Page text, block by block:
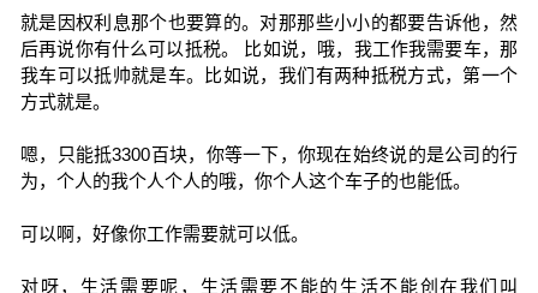
就是因权利息那个也要算的。对那那些小小的都要告诉他，然
后再说你有什么可以抵税。 比如说，哦，我工作我需要车，那
我车可以抵帅就是车。比如说，我们有两种抵税方式，第一个
方式就是。
嗯，只能抵3300百块，你等一下，你现在始终说的是公司的行
为，个人的我个人个人的哦，你个人这个车子的也能低。
可以啊，好像你工作需要就可以低。
对呀，生活需要呢，生活需要不能的生活不能创在我们叫